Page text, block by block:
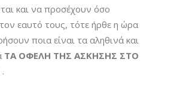
και να προσέχουν όσο
εαυτό τους, τότε ήρθε η ώρα
ποια είναι τα αληθινά και
ΤΑ ΟΦΕΛΗ ΤΗΣ ΑΣΚΗΣΗΣ ΣΤΟ
.